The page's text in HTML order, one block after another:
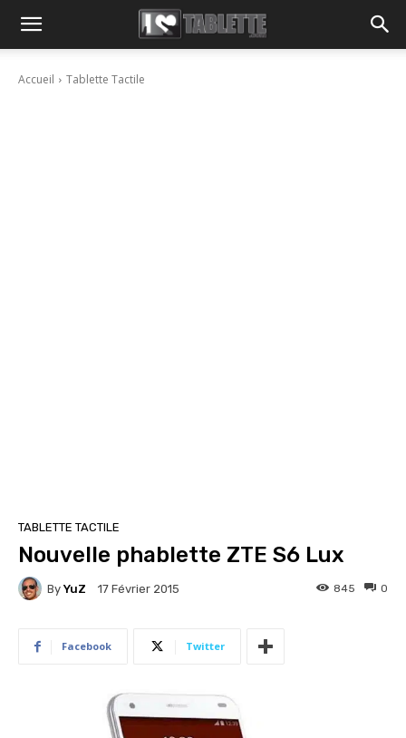
Accueil Tablette Tactile
TABLETTE TACTILE
Nouvelle phablette ZTE S6 Lux
By YuZ 17 Février 2015 0
845
Facebook Twitter